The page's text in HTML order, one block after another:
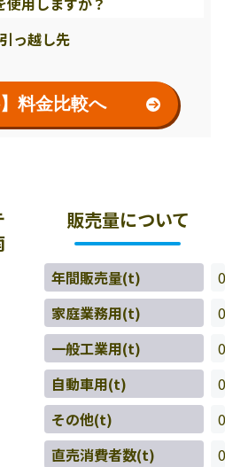
引っ越し先
】料金比較へ
販売量について
年間販売量(t)
0
家庭業務用(t)
0
一般工業用(t)
0
自動車用(t)
0
その他(t)
0
直売消費者数(t)
0